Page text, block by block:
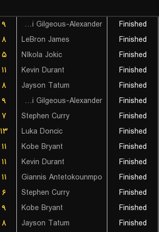
۹ Shai Gilgeous-Alexander Finished
۸ LeBron James Finished
۵ NIkola Jokic Finished
۱۱ Kevin Durant Finished
۸ Jayson Tatum Finished
۹ Shai Gilgeous-Alexander Finished
۷ Stephen Curry Finished
۱۳ Luka Doncic Finished
۱۱ Kobe Bryant Finished
۱۱ Kevin Durant Finished
۱۱ Giannis Antetokounmpo Finished
۶ Stephen Curry Finished
۹ Kobe Bryant Finished
۸ Jayson Tatum Finished